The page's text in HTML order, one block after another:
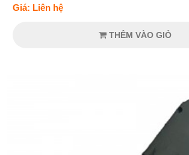
Giá: Liên hệ
THÊM VÀO GIỎ